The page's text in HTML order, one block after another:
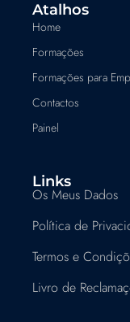
Atalhos
Home
Formações
Formações para
Contactos
Painel
Links
Os Meus Dados
Política de
Termos e
Livro de